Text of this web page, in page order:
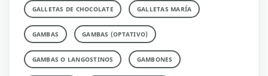
GALLETAS DE CHOCOLATE GALLETAS MARÍA
GAMBAS GAMBAS (OPTATIVO)
GAMBAS O LANGOSTINOS GAMBONES